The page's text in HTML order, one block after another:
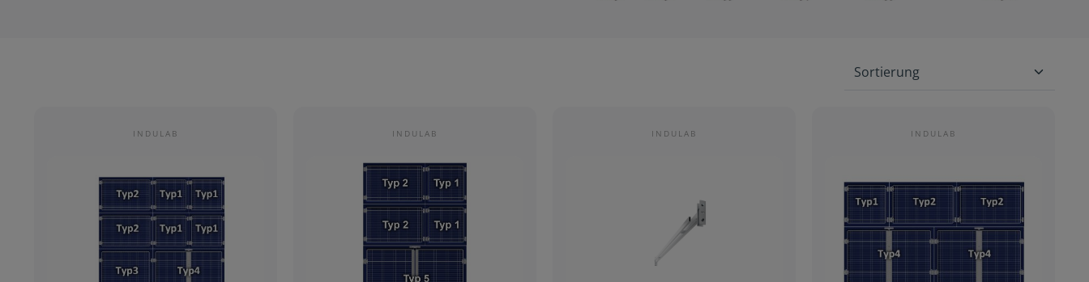
INDULAB INDULAB INDULAB INDULAB